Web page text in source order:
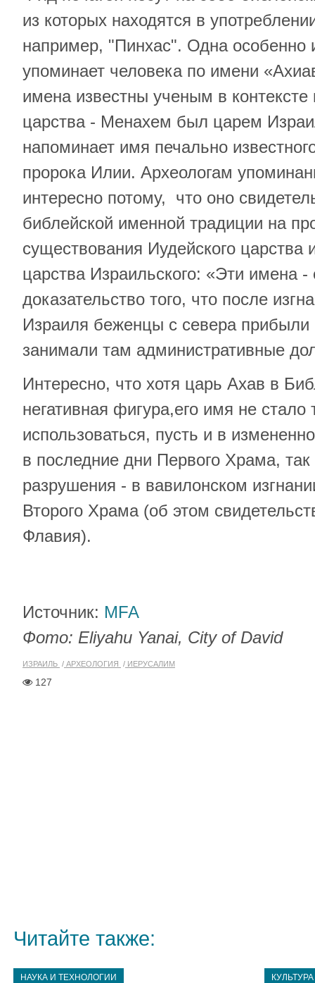
из которых находятся в
например, "Пинхас". Одна особенно
упоминает человека по имени
имена известны ученым в контексте
царства - Менахем был царем
напоминает имя печально
пророка Илии. Археологам
интересно потому, что оно
библейской именной традиции на
существования Иудейского царства
царства Израильского: «Эти имена
доказательство того, что после
Израиля беженцы с севера
занимали там административные
Интересно, что хотя царь Ахав в
негативная фигура,его имя не
использоваться, пусть и в
в последние дни Первого Храма, так
разрушения - в вавилонском
Второго Храма (об этом
Флавия).
Источник: MFA
Фото: Eliyahu Yanai, City of David
ИЗРАИЛЬ АРХЕОЛОГИЯ ИЕРУСАЛИМ
127
Читайте также:
НАУКА И ТЕХНОЛОГИИ КУЛЬТУРА